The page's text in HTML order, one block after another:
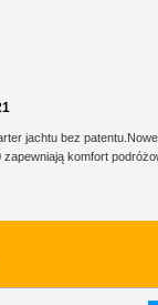
jachtu bez
komfort